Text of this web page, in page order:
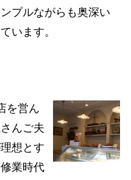
プルながらも奥深い
います。
を営ん
んご夫
想とす
業時代